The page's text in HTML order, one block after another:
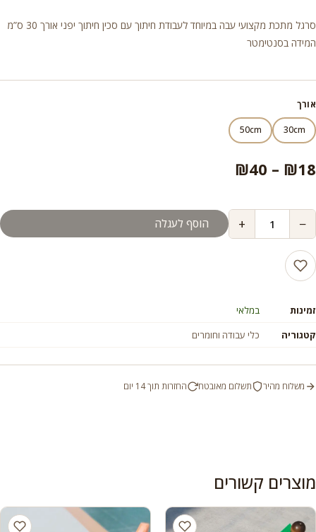
מחירים:
עד
סרגל מתכת מקצועי עבה במיוחד לעבודת חיתוך עם סכין חיתוך יפני אורך 30 ס”מ
המידה בסנטימטר
אורך
30cm
50cm
₪18
–
₪40
−
+ הוסף לעגלה
זמינות
במלאי
קטגוריה
כלי עבודה וחומרים
משלוח מהיר תשלום מאובטח החזרות תוך 14 יום
מוצרים קשורים